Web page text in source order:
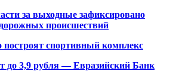
за выходные зафиксировано
происшествий
построят спортивный комплекс
до 3,9 рубля — Евразийский Банк